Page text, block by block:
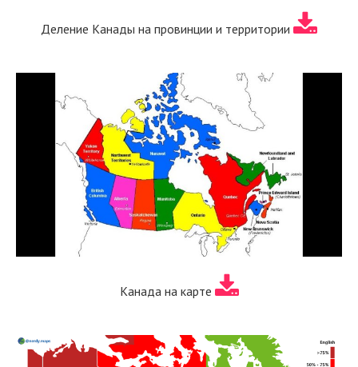
Деление Канады на провинции и территории
Канада на карте